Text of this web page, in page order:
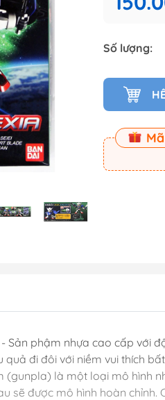
(Master
( Master
(Perfect
Số lượng:
- Sản phậm nhựa cao cấp
đi đôi với niềm vui thích
(gunpla) là một loại mô hình
sẽ được mô hình hoàn